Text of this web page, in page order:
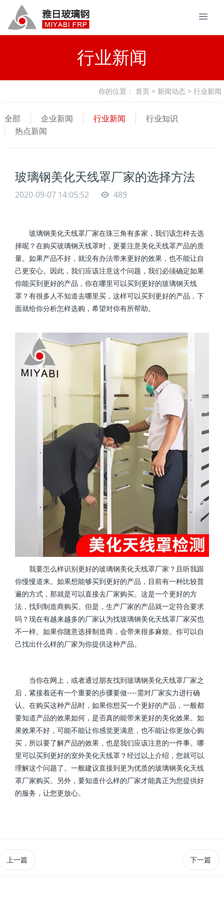
行业新闻
你的位置： 首页 > 新闻动态 > 行业新闻
全部 企业新闻 行业新闻
行业知识
热点新闻
玻璃钢美化天线罩厂家的选择方法
2020-09-07 14:05:52 489
玻璃钢美化天线罩厂家在珠三角有多家，我们该怎样去选
择呢？在购买玻璃钢天线罩时，更要注意美化天线罩产品的质
量。如果产品不好，就没有办法带来更好的效果，也不能让自
己更安心。因此，我们应该注意这个问题，我们必须确定如果
你能买到更好的产品，你在哪里可以买到更好的玻璃钢天线
罩？有很多人不知道去哪里买，这样可以买到更好的产品，下
面就给你分析怎样选购，希望对你有所帮助。
我要怎么样识别更好的玻璃钢美化天线罩厂家？且听我跟
你慢慢道来。如果想能够买到更好的产品，目前有一种比较普
遍的方式，那就是可以直接去厂家购买。这是一个更好的方
法，找到制造商购买。但是，生产厂家的产品就一定符合要求
吗？现在有越来越多的厂家认为找玻璃钢美化天线罩厂家买也
不一样。如果你随意选择制造商，会带来很多麻烦。你可以自
己找出什么样的厂家为你提供这种产品。
当你在网上，或者通过朋友找到玻璃钢美化天线罩厂家之
后，紧接着还有一个重要的步骤要做----需对厂家实力进行确
认。在购买这种产品时，如果你想买一个更好的产品，一般都
要知道产品的效果如何，是否真的能带来更好的美化效果。如
果效果不好，可能不能让你感觉更满意，也不能让你更放心购
买，所以要了解产品的效果，也是我们应该注意的一件事。哪
里可以买到更好的室外美化天线罩？经过以上介绍，您就可以
理解这个问题了。一般建议直接到更为优质的玻璃钢美化天线
罩厂家购买。另外，要知道什么样的厂家才能真正为您提供好
的服务，让您更放心。
上一篇 下一篇